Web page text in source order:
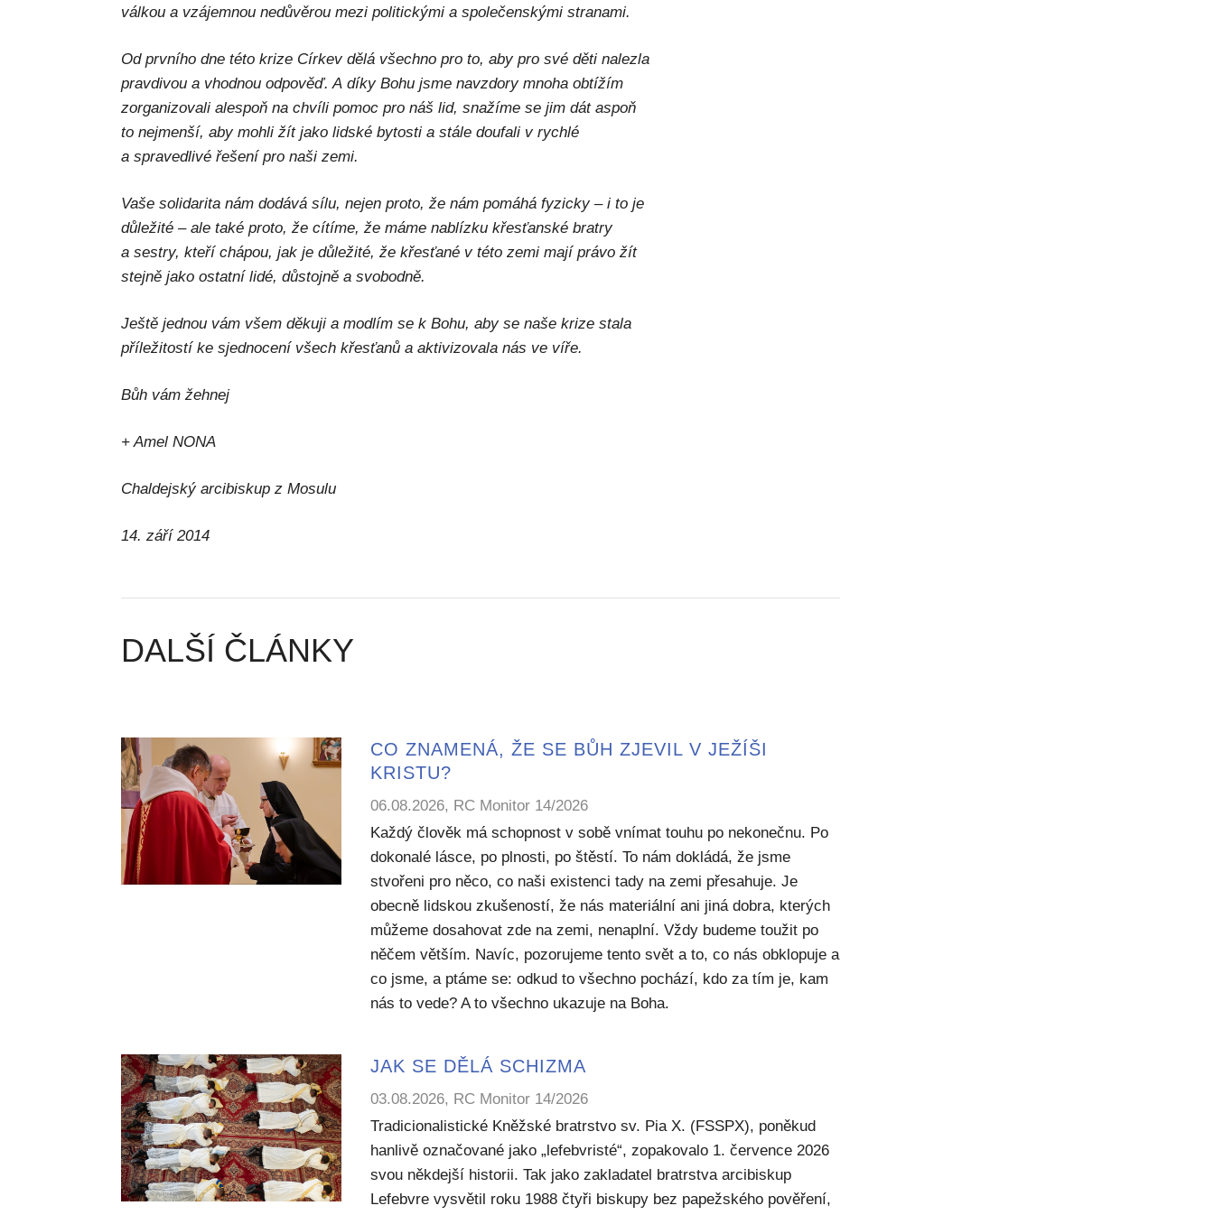
válkou a vzájemnou nedůvěrou mezi politickými a společenskými stranami.
Od prvního dne této krize Církev dělá všechno pro to, aby pro své děti nalezla
pravdivou a vhodnou odpověď. A díky Bohu jsme navzdory mnoha obtížím
zorganizovali alespoň na chvíli pomoc pro náš lid, snažíme se jim dát aspoň
to nejmenší, aby mohli žít jako lidské bytosti a stále doufali v rychlé
a spravedlivé řešení pro naši zemi.
Vaše solidarita nám dodává sílu, nejen proto, že nám pomáhá fyzicky – i to je
důležité – ale také proto, že cítíme, že máme nablízku křesťanské bratry
a sestry, kteří chápou, jak je důležité, že křesťané v této zemi mají právo žít
stejně jako ostatní lidé, důstojně a svobodně.
Ještě jednou vám všem děkuji a modlím se k Bohu, aby se naše krize stala
příležitostí ke sjednocení všech křesťanů a aktivizovala nás ve víře.
Bůh vám žehnej
+ Amel NONA
Chaldejský arcibiskup z Mosulu
14. září 2014
DALŠÍ ČLÁNKY
CO ZNAMENÁ, ŽE SE BŮH ZJEVIL V JEŽÍŠI
KRISTU?
06.08.2026, RC Monitor 14/2026
Každý člověk má schopnost v sobě vnímat touhu po nekonečnu. Po
dokonalé lásce, po plnosti, po štěstí. To nám dokládá, že jsme
stvořeni pro něco, co naši existenci tady na zemi přesahuje. Je
obecně lidskou zkušeností, že nás materiální ani jiná dobra, kterých
můžeme dosahovat zde na zemi, nenaplní. Vždy budeme toužit po
něčem větším. Navíc, pozorujeme tento svět a to, co nás obklopuje a
co jsme, a ptáme se: odkud to všechno pochází, kdo za tím je, kam
nás to vede? A to všechno ukazuje na Boha.
JAK SE DĚLÁ SCHIZMA
03.08.2026, RC Monitor 14/2026
Tradicionalistické Kněžské bratrstvo sv. Pia X. (FSSPX), poněkud
hanlivě označované jako „lefebvristé“, zopakovalo 1. července 2026
svou někdejší historii. Tak jako zakladatel bratrstva arcibiskup
Lefebvre vysvětil roku 1988 čtyři biskupy bez papežského pověření,